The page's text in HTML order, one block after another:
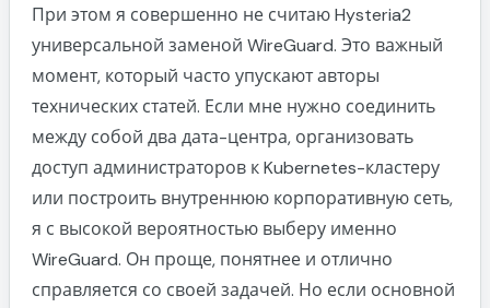
При этом я совершенно не считаю Hysteria2
универсальной заменой WireGuard. Это важный
момент, который часто упускают авторы
технических статей. Если мне нужно соединить
между собой два дата-центра, организовать
доступ администраторов к Kubernetes-кластеру
или построить внутреннюю корпоративную сеть,
я с высокой вероятностью выберу именно
WireGuard. Он проще, понятнее и отлично
справляется со своей задачей. Но если основной